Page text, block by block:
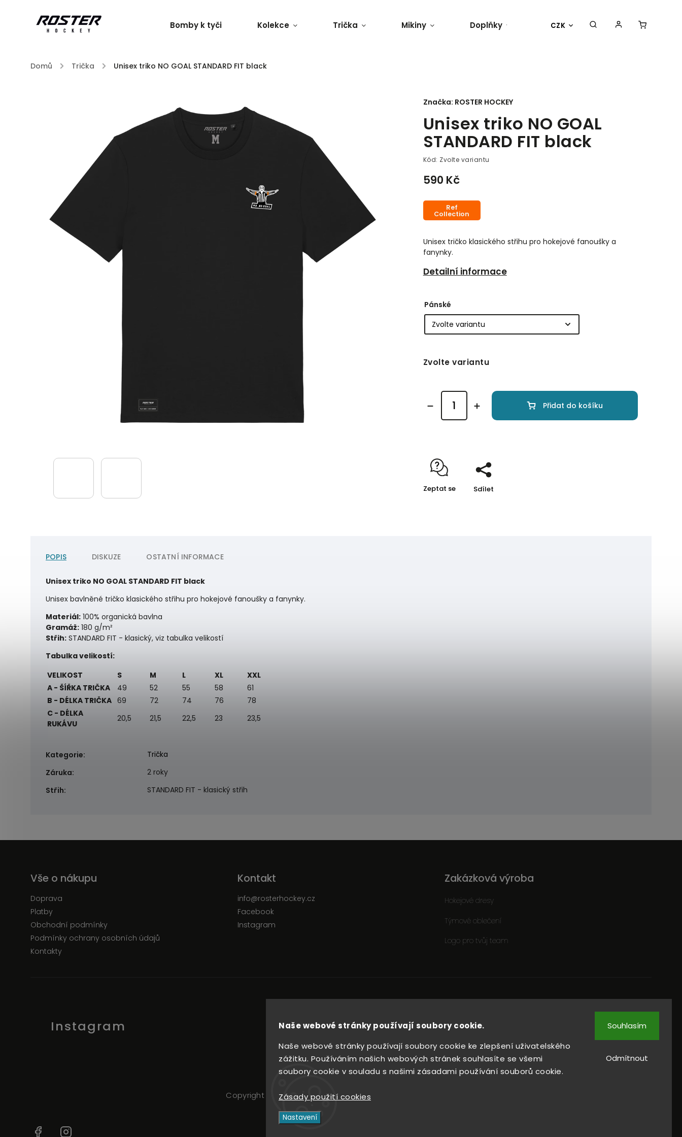
Naše webové stránky používají soubory cookie.
Naše webové stránky používají soubory cookie ke zlepšení uživatelského
zážitku. Používáním našich webových stránek souhlasíte se všemi
soubory cookie v souladu s našimi zásadami používání souborů cookie.
Zásady použití cookies
Nastavení
Odmítnout
Souhlasím
CZK
Bomby k tyči Kolekce Trička Mikiny Doplňky Týmy Dresy
Domů / Trička / Unisex triko NO GOAL STANDARD FIT black
Unisex triko NO GOAL
STANDARD FIT black
Kód: Zvolte variantu
590 Kč
Unisex tričko klasického střihu pro hokejové fanoušky a
fanynky.
Detailní informace
Ref
Collection
Značka: ROSTER HOCKEY
Pánské
Zvolte variantu
Přidat do košíku
Zeptat se Sdílet
POPIS DISKUZE OSTATNÍ INFORMACE
Unisex triko NO GOAL STANDARD FIT black
Unisex bavlněné tričko klasického střihu pro hokejové fanoušky a fanynky.
Materiál: 100% organická bavlna
Gramáž: 180 g/m²
Střih: STANDARD FIT - klasický, viz tabulka velikostí
Tabulka velikostí:
VELIKOST
S M L XL
XXL
A - ŠÍŘKA TRIČKA
49 52 55 58
61
B - DÉLKA TRIČKA 69 72 74 76
78
C - DÉLKA
RUKÁVU
20,5 21,5 22,5 23 23,5
Kategorie:
Trička
Záruka:
2 roky
Střih: STANDARD FIT - klasický střih
Vše o nákupu
Doprava
Platby
Obchodní podmínky
Podmínky ochrany osobních údajů
Kontakty
Kontakt
info@rosterhockey.cz
Facebook
Instagram
Zakázková výroba
Hokejové dresy
Týmové oblečení
Logo pro tvůj team
Instagram
Sledovat na Instagramu
Copyright 2026ROSTER HOCKEY. Všechna práva vyhrazena.
VytvořilShoptet
Facebook